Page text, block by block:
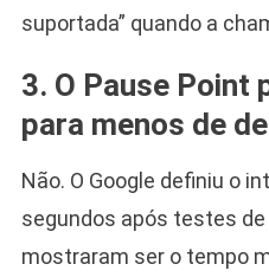
suportada” quando a
3. O Pause Point
para menos de
Não. O Google definiu o
segundos após testes
mostraram ser o tempo